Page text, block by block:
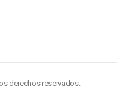
derechos reservados.